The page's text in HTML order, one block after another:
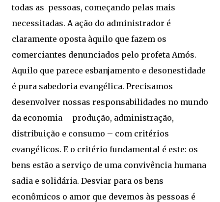
todas as pessoas, começando pelas mais
necessitadas. A ação do administrador é
claramente oposta àquilo que fazem os
comerciantes denunciados pelo profeta Amós.
Aquilo que parece esbanjamento e desonestidade
é pura sabedoria evangélica. Precisamos
desenvolver nossas responsabilidades no mundo
da economia – produção, administração,
distribuição e consumo – com critérios
evangélicos. E o critério fundamental é este: os
bens estão a serviço de uma convivência humana
sadia e solidária. Desviar para os bens
econômicos o amor que devemos às pessoas é